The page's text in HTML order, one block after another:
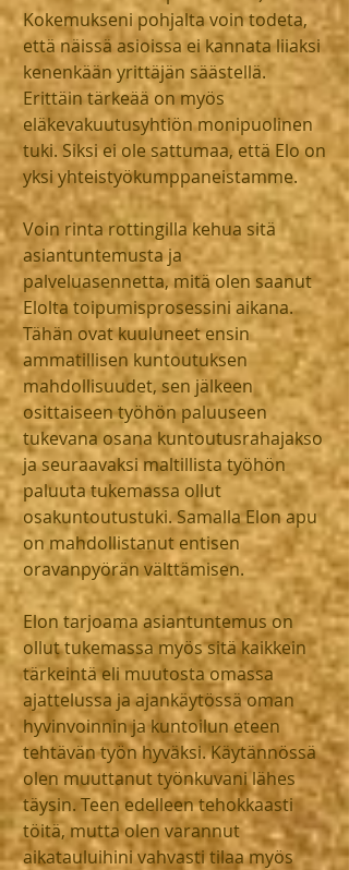
Kokemukseni pohjalta voin todeta,
että näissä asioissa ei kannata liiaksi
kenenkään yrittäjän säästellä.
Erittäin tärkeää on myös
eläkevakuutusyhtiön monipuolinen
tuki. Siksi ei ole sattumaa, että Elo on
yksi yhteistyökumppaneistamme.
Voin rinta rottingilla kehua sitä
asiantuntemusta ja
palveluasennetta, mitä olen saanut
Elolta toipumisprosessini aikana.
Tähän ovat kuuluneet ensin
ammatillisen kuntoutuksen
mahdollisuudet, sen jälkeen
osittaiseen työhön paluuseen
tukevana osana kuntoutusrahajakso
ja seuraavaksi maltillista työhön
paluuta tukemassa ollut
osakuntoutustuki. Samalla Elon apu
on mahdollistanut entisen
oravanpyörän välttämisen.
Elon tarjoama asiantuntemus on
ollut tukemassa myös sitä kaikkein
tärkeintä eli muutosta omassa
ajattelussa ja ajankäytössä oman
hyvinvoinnin ja kuntoilun eteen
tehtävän työn hyväksi. Käytännössä
olen muuttanut työnkuvani lähes
täysin. Teen edelleen tehokkaasti
töitä, mutta olen varannut
aikatauluihini vahvasti tilaa myös